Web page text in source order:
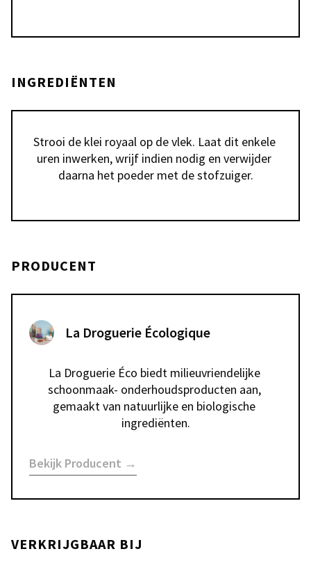
INGREDIËNTEN
Strooi de klei royaal op de vlek. Laat dit enkele
uren inwerken, wrijf indien nodig en verwijder
daarna het poeder met de stofzuiger.
PRODUCENT
La Droguerie Écologique
La Droguerie Éco biedt milieuvriendelijke
schoonmaak- onderhoudsproducten aan,
gemaakt van natuurlijke en biologische
ingrediënten.
Bekijk Producent →
VERKRIJGBAAR BIJ